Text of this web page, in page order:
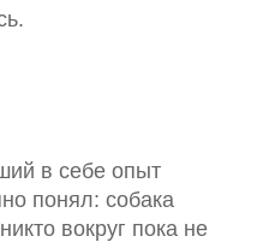
в себе опыт
понял: собака
вокруг пока не